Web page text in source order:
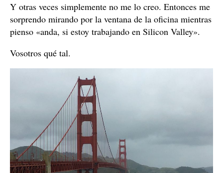
Y otras veces simplemente no me lo creo. Entonces me
sorprendo mirando por la ventana de la oficina mientras
pienso «anda, si estoy trabajando en Silicon Valley».
Vosotros qué tal.